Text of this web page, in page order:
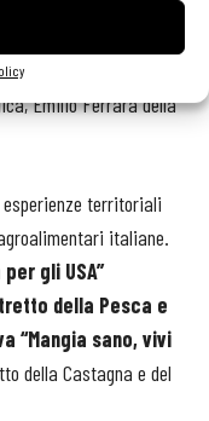
della Dieta
Institute, Stefano
Emilio Ferrara della
territoriali
italiane.
gli USA”
della Pesca e
“Mangia sano, vivi
della Castagna e del